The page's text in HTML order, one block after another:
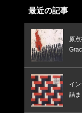
最近の記事
原
イ
詰